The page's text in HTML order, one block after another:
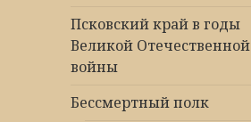
Псковский край в годы
Великой Отечественной
войны
Бессмертный полк